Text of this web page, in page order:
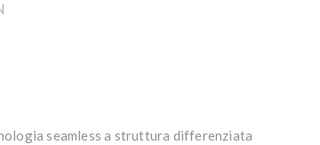
seamless a struttura differenziata